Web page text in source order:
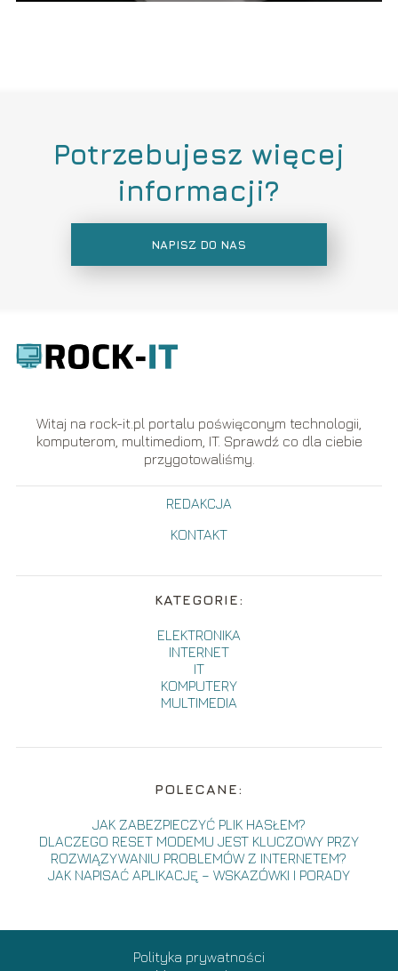
Potrzebujesz więcej
informacji?
NAPISZ DO NAS
Witaj na rock-it.pl portalu poświęconym technologii,
komputerom, multimediom, IT. Sprawdź co dla ciebie
przygotowaliśmy.
REDAKCJA
KONTAKT
KATEGORIE:
ELEKTRONIKA
INTERNET
IT
KOMPUTERY
MULTIMEDIA
POLECANE:
JAK ZABEZPIECZYĆ PLIK HASŁEM?
DLACZEGO RESET MODEMU JEST KLUCZOWY PRZY
ROZWIĄZYWANIU PROBLEMÓW Z INTERNETEM?
JAK NAPISAĆ APLIKACJĘ – WSKAZÓWKI I PORADY
Polityka prywatności